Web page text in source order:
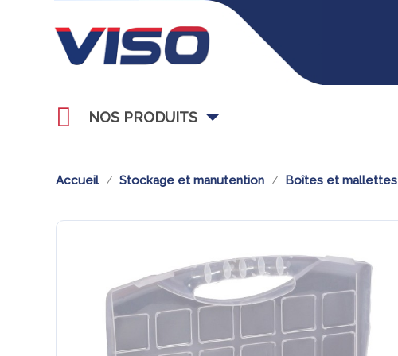
NOS PRODUITS
Accueil Stockage et manutention Boîtes et mallettes